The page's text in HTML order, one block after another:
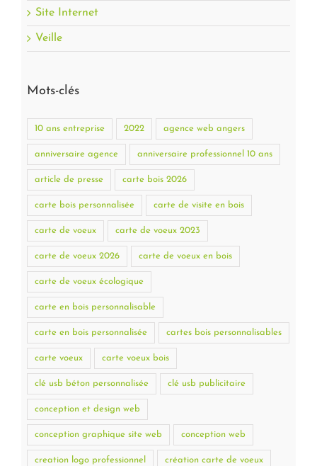
Site Internet
Veille
Mots-clés
10 ans entreprise 2022 agence web angers
anniversaire agence anniversaire professionnel 10 ans
article de presse carte bois 2026
carte bois personnalisée carte de visite en bois
carte de voeux carte de voeux 2023
carte de voeux 2026 carte de voeux en bois
carte de voeux écologique
carte en bois personnalisable
carte en bois personnalisée cartes bois personnalisables
carte voeux carte voeux bois
clé usb béton personnalisée clé usb publicitaire
conception et design web
conception graphique site web conception web
creation logo professionnel création carte de voeux